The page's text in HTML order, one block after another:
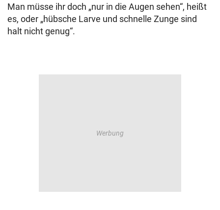
Man müsse ihr doch „nur in die Augen sehen“, heißt
es, oder „hübsche Larve und schnelle Zunge sind
halt nicht genug“.